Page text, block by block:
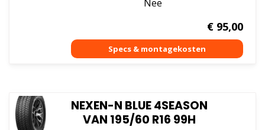
Nee
€95,00
NEXEN-N BLUE 4SEASON
VAN 195/60 R16 99H